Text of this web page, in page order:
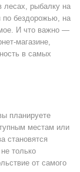
лесах, рыбалку на
по бездорожью, на
И что важно —
магазине,
в самых
планируете
местам или
становятся
только
от самого